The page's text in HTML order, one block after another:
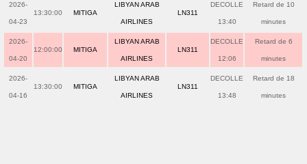
2026-
04-23
13:30:00 MITIGA
LIBYAN ARAB
AIRLINES
LN311
DECOLLE
13:40
Retard de 10
minutes
2026-
04-20
12:00:00 MITIGA
LIBYAN ARAB
AIRLINES
LN311
DECOLLE
12:06
Retard de 6
minutes
2026-
04-16
13:30:00 MITIGA
LIBYAN ARAB
AIRLINES
LN311
DECOLLE
13:48
Retard de 18
minutes